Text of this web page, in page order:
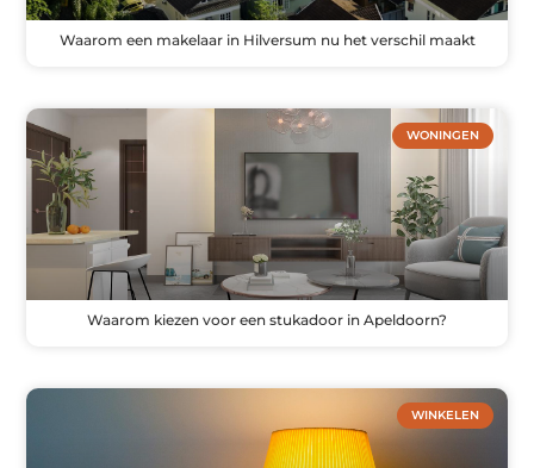
Waarom een makelaar in Hilversum nu het verschil maakt
WONINGEN
Waarom kiezen voor een stukadoor in Apeldoorn?
WINKELEN